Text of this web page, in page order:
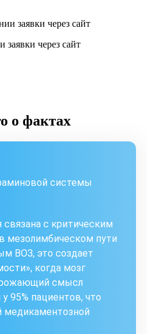
через сайт
о фактах
системы
с критическим
мезолимбическом пути
ВОЗ, это создает
когда мозг
смысл
95% пациентов, что
медикаментозной